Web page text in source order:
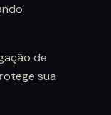
de
sua